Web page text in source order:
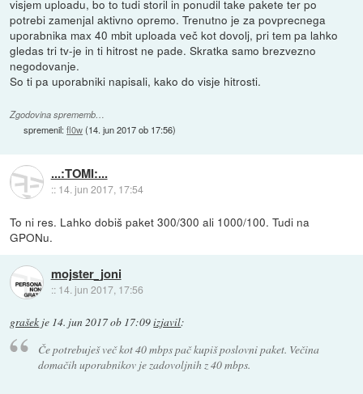
visjem uploadu, bo to tudi storil in ponudil take pakete ter po
potrebi zamenjal aktivno opremo. Trenutno je za povprecnega
uporabnika max 40 mbit uploada več kot dovolj, pri tem pa lahko
gledas tri tv-je in ti hitrost ne pade. Skratka samo brezvezno
negodovanje.
So ti pa uporabniki napisali, kako do visje hitrosti.
Zgodovina sprememb…
spremenil:fl0w(14. jun 2017 ob 17:56)
...:TOMI:...
:: 14. jun 2017, 17:54
To ni res. Lahko dobiš paket 300/300 ali 1000/100. Tudi na
GPONu.
mojster_joni
:: 14. jun 2017, 17:56
grašek je 14. jun 2017 ob 17:09izjavil:
Če potrebuješ več kot 40 mbps pač kupiš poslovni paket. Večina
domačih uporabnikov je zadovoljnih z 40 mbps.